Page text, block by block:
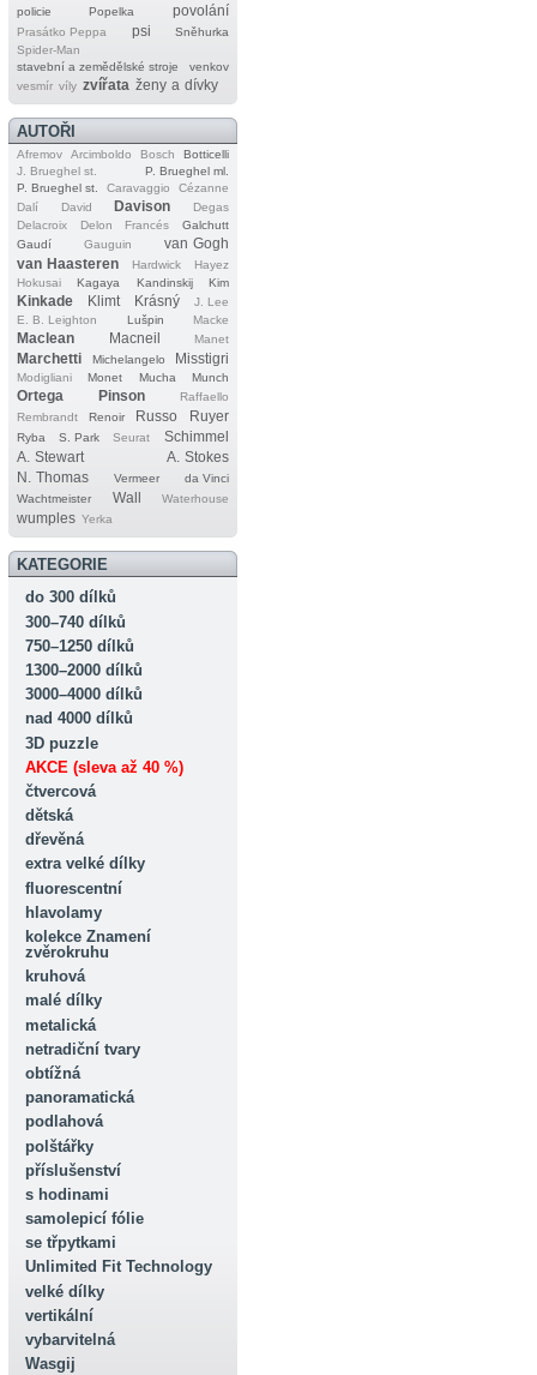
policie
Popelka povolání
Prasátko Peppa psi
Sněhurka
Spider‐Man
stavební a zemědělské stroje
venkov
vesmír víly zvířata ženy a dívky
AUTOŘI
Afremov Arcimboldo Bosch
Botticelli
J. Brueghel st.
P. Brueghel ml.
P. Brueghel st.
Caravaggio
Cézanne
Dalí
David Davison
Degas
Delacroix
Delon Francés
Galchutt
Gaudí
Gauguin
van Gogh
van Haasteren
Hardwick
Hayez
Hokusai
Kagaya Kandinskij Kim
Kinkade Klimt Krásný
J. Lee
E. B. Leighton
Lušpin Macke
Maclean Macneil Manet
Marchetti Michelangelo Misstigri
Modigliani Monet Mucha Munch
Ortega Pinson
Raffaello
Rembrandt
Renoir Russo Ruyer
Ryba S. Park Seurat
Schimmel
A. Stewart
A. Stokes
N. Thomas
Vermeer
da Vinci
Wachtmeister
Wall Waterhouse
wumples Yerka
KATEGORIE
do 300 dílků
300–740 dílků
750–1250 dílků
1300–2000 dílků
3000–4000 dílků
nad 4000 dílků
3D puzzle
AKCE (sleva až 40 %)
čtvercová
dětská
dřevěná
extra velké dílky
fluorescentní
hlavolamy
kolekce Znamení
zvěrokruhu
kruhová
malé dílky
metalická
netradiční tvary
obtížná
panoramatická
podlahová
polštářky
příslušenství
s hodinami
samolepicí fólie
se třpytkami
Unlimited Fit Technology
velké dílky
vertikální
vybarvitelná
Wasgij